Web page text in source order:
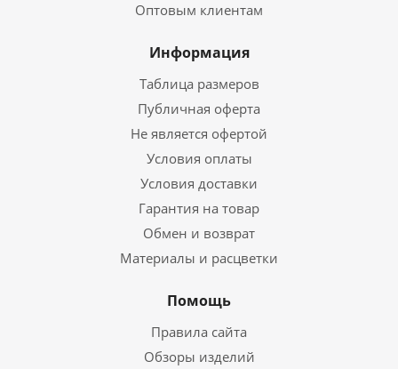
Оптовым клиентам
Информация
Таблица размеров
Публичная оферта
Не является офертой
Условия оплаты
Условия доставки
Гарантия на товар
Обмен и возврат
Материалы и расцветки
Помощь
Правила сайта
Обзоры изделий